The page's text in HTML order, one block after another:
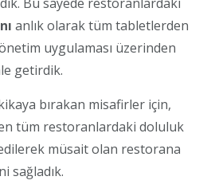
Bu sayede restoranlardaki
anlık olarak tüm tabletlerden
uygulaması üzerinden
getirdik.
bırakan misafirler için,
tüm restoranlardaki doluluk
müsait olan restorana
sağladık.